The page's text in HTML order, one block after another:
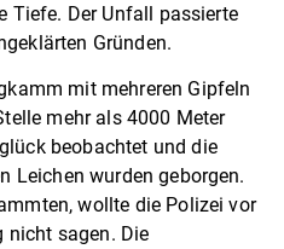
Tiefe. Der Unfall passierte
Gründen.
mit mehreren Gipfeln
mehr als 4000 Meter
beobachtet und die
Leichen wurden geborgen.
wollte die Polizei vor
nicht sagen. Die